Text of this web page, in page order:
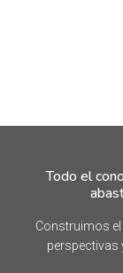
Todo el
Construimos
perspectivas